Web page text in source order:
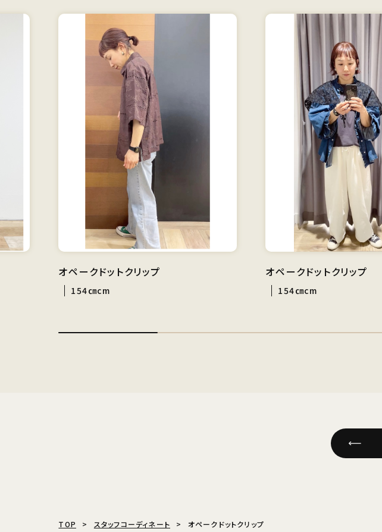
オペークドットクリップ
154㎝cm
オペークドットクリップ
154㎝cm
TOP スタッフコーディネート オペークドットクリップ